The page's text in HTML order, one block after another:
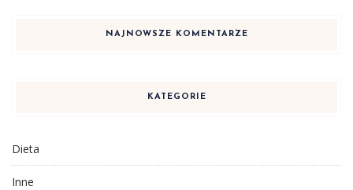
NAJNOWSZE KOMENTARZE
KATEGORIE
Dieta
Inne